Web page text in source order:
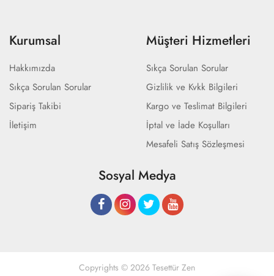
Kurumsal
Hakkımızda
Sıkça Sorulan Sorular
Sipariş Takibi
İletişim
Müşteri Hizmetleri
Sıkça Sorulan Sorular
Gizlilik ve Kvkk Bilgileri
Kargo ve Teslimat Bilgileri
İptal ve İade Koşulları
Mesafeli Satış Sözleşmesi
Sosyal Medya
Copyrights © 2026 Tesettür Zen